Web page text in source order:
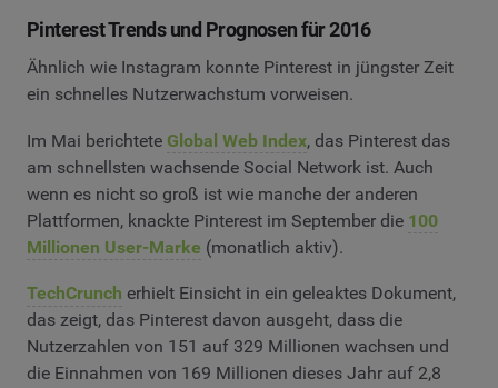
Pinterest Trends und Prognosen für 2016
Ähnlich wie Instagram konnte Pinterest in jüngster Zeit
ein schnelles Nutzerwachstum vorweisen.
Im Mai berichtete Global Web Index, das Pinterest das
am schnellsten wachsende Social Network ist. Auch
wenn es nicht so groß ist wie manche der anderen
Plattformen, knackte Pinterest im September die 100
Millionen User-Marke (monatlich aktiv).
TechCrunch erhielt Einsicht in ein geleaktes Dokument,
das zeigt, das Pinterest davon ausgeht, dass die
Nutzerzahlen von 151 auf 329 Millionen wachsen und
die Einnahmen von 169 Millionen dieses Jahr auf 2,8